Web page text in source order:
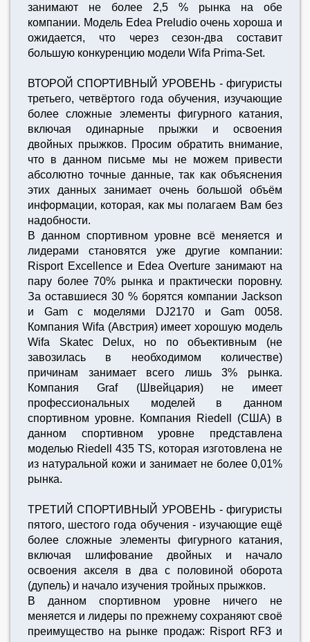
занимают не более 2,5 % рынка на обе
компании. Модель Edea Preludio очень хороша и
ожидается, что через сезон-два составит
большую конкуренцию модели Wifa Prima-Set.
ВТОРОЙ СПОРТИВНЫЙ УРОВЕНЬ - фигуристы
третьего, четвёртого года обучения, изучающие
более сложные элементы фигурного катания,
включая одинарные прыжки и освоения
двойных прыжков. Просим обратить внимание,
что в данном письме мы не можем привести
абсолютно точные данные, так как объяснения
этих данных занимает очень большой объём
информации, которая, как мы полагаем Вам без
надобности.
В данном спортивном уровне всё меняется и
лидерами становятся уже другие компании:
Risport Excellence и Edea Overture занимают на
пару более 70% рынка и практически поровну.
За оставшиеся 30 % борятся компании Jackson
и Gam с моделями DJ2170 и Gam 0058.
Компания Wifa (Австрия) имеет хорошую модель
Wifa Skatec Delux, но по объективным (не
завозилась в необходимом количестве)
причинам занимает всего лишь 3% рынка.
Компания Graf (Швейцария) не имеет
профессиональных моделей в данном
спортивном уровне. Компания Riedell (США) в
данном спортивном уровне представлена
моделью Riedell 435 TS, которая изготовлена не
из натуральной кожи и занимает не более 0,01%
рынка.
ТРЕТИЙ СПОРТИВНЫЙ УРОВЕНЬ - фигуристы
пятого, шестого года обучения - изучающие ещё
более сложные элементы фигурного катания,
включая шлифование двойных и начало
освоения акселя в два с половиной оборота
(дупель) и начало изучения тройных прыжков.
В данном спортивном уровне ничего не
меняется и лидеры по прежнему сохраняют своё
преимущество на рынке продаж: Risport RF3 и